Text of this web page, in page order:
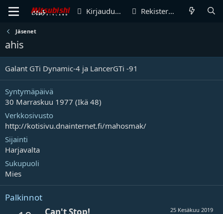
Kirjaudu sisään Rekisteröidy
Jäsenet
ahis
Galant GTi Dynamic-4 ja LancerGTi -91
Syntymäpäivä
30 Marraskuu 1977 (Ikä 48)
Verkkosivusto
http://kotisivu.dnainternet.fi/mahosmak/
Sijainti
Harjavalta
Sukupuoli
Mies
Palkinnot
25 Kesäkuu 2019